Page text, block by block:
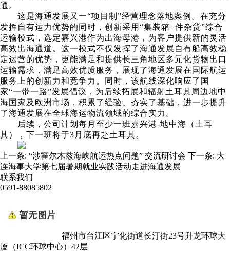
通。
这是海通发展又一“项目制”经营理念落地案例。在充分
发挥自有运力优势的同时，创新采用“集装箱+件杂货”综合
运输模式，选定嘉兴港作为出海母港，为客户提供新的灵活
高效出海通道。这一模式不仅发挥了海通发展自有船高效稳
定运营的优势，更能满足和提供长三角地区多元化货物出口
运输需求，满足高效优质服务，展现了海通发展在国际航运
服务上的创新力和竞争力。同时，该航线深化响应了国
家“一带一路”发展倡议，为后续拓展和辐射土耳其周边地中
海国家及欧洲市场，积累了经验、夯实了基础，进一步提升
了海通发展在全球海运物流领域的综合实力。
后续，公司计划每月至少一班嘉兴港-地中海（土耳
其），下一班将于3 月底再赴土耳其。
上一条: “涉霍尔木兹海峡航运热点问题” 交流研讨会 下一条: 大
连海事大学第七届暑期就业实践活动走进海通发展
联系我们
0591-88085802
福州市台江区宁化街道长汀街23号升龙环球大
厦（ICC环球中心）42层